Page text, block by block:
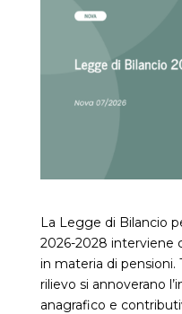
La Legge di Bilancio
2026-2028 interviene
in materia di pensioni.
rilievo si annoverano
anagrafico e